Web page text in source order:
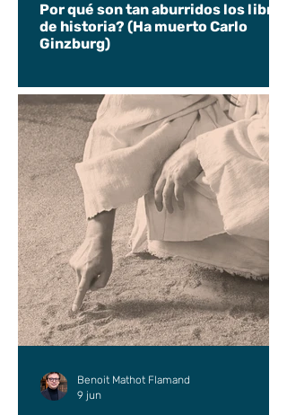
Por qué son tan aburridos los libros
de historia? (Ha muerto Carlo
Ginzburg)
Benoit Mathot Flamand
9 jun